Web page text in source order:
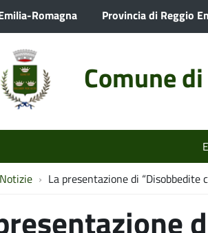
Romagna Provincia di Reggio
Comune
Notizie La presentazione di